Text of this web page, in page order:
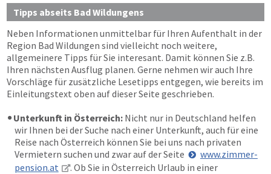
Tipps abseits Bad Wildungens
Neben Informationen unmittelbar für Ihren Aufenthalt in der
Region Bad Wildungen sind vielleicht noch weitere,
allgemeinere Tipps für Sie interesant. Damit können Sie z.B.
Ihren nächsten Ausflug planen. Gerne nehmen wir auch Ihre
Vorschläge für zusätzliche Lesetipps entgegen, wie bereits im
Einleitungstext oben auf dieser Seite geschrieben.
Unterkunft in Österreich: Nicht nur in Deutschland helfen
wir Ihnen bei der Suche nach einer Unterkunft, auch für eine
Reise nach Österreich können Sie bei uns nach privaten
Vermietern suchen und zwar auf der Seite
www.zimmer-
pension.at
. Ob Sie in Österreich Urlaub in einer